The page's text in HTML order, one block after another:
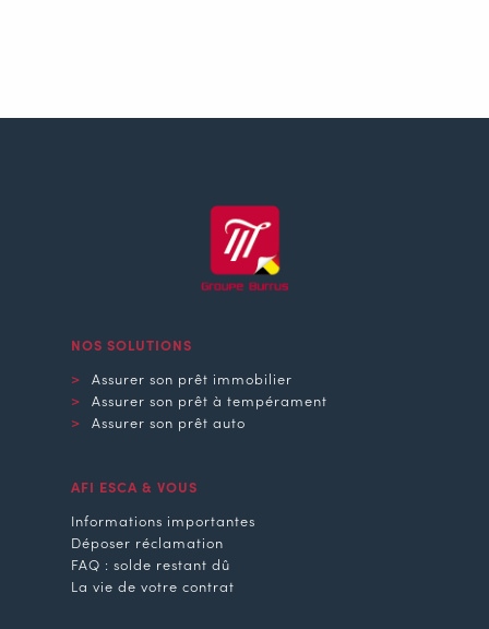
NOS SOLUTIONS
Assurer son prêt immobilier
Assurer son prêt à tempérament
Assurer son prêt auto
AFI ESCA & VOUS
Informations importantes
Déposer réclamation
FAQ : solde restant dû
La vie de votre contrat